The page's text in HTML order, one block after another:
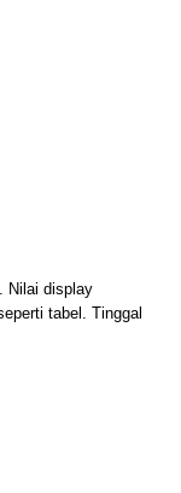
Nilai display
tabel. Tinggal